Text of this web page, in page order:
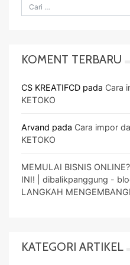
KOMENT TERBARU
CS KREATIFCD pada Cara
KETOKO
Arvand pada Cara impor
KETOKO
MEMULAI BISNIS
INI! | dibalikpanggung -
LANGKAH
KATEGORI ARTIKEL